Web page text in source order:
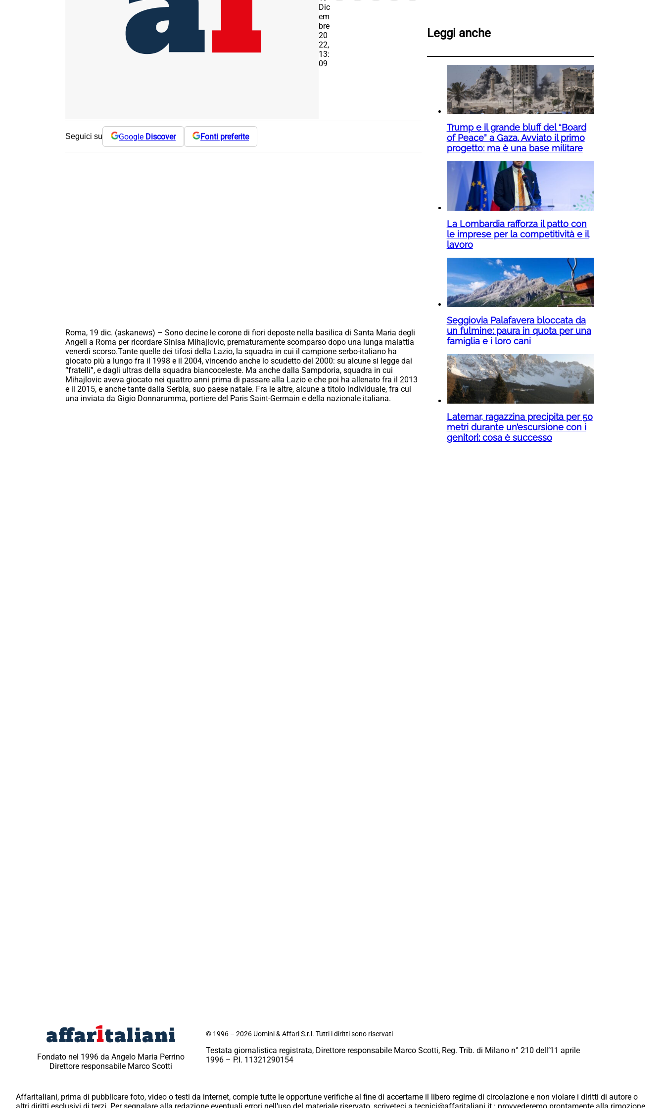
Dic
em
bre
20
22,
13:
09
Seguici su Google Discover Fonti preferite
Roma, 19 dic. (askanews) – Sono decine le corone di fiori deposte nella basilica di Santa Maria degli
Angeli a Roma per ricordare Sinisa Mihajlovic, prematuramente scomparso dopo una lunga malattia
venerdì scorso.Tante quelle dei tifosi della Lazio, la squadra in cui il campione serbo-italiano ha
giocato più a lungo fra il 1998 e il 2004, vincendo anche lo scudetto del 2000: su alcune si legge dai
“fratelli”, e dagli ultras della squadra biancoceleste. Ma anche dalla Sampdoria, squadra in cui
Mihajlovic aveva giocato nei quattro anni prima di passare alla Lazio e che poi ha allenato fra il 2013
e il 2015, e anche tante dalla Serbia, suo paese natale. Fra le altre, alcune a titolo individuale, fra cui
una inviata da Gigio Donnarumma, portiere del Paris Saint-Germain e della nazionale italiana.
Leggi anche
Trump e il grande bluff del “Board
of Peace” a Gaza. Avviato il primo
progetto: ma è una base militare
La Lombardia rafforza il patto con
le imprese per la competitività e il
lavoro
Seggiovia Palafavera bloccata da
un fulmine: paura in quota per una
famiglia e i loro cani
Latemar, ragazzina precipita per 50
metri durante un’escursione con i
genitori: cosa è successo
Fondato nel 1996 da Angelo Maria Perrino
Direttore responsabile Marco Scotti
© 1996 – 2026 Uomini & Affari S.r.l. Tutti i diritti sono riservati
Testata giornalistica registrata, Direttore responsabile Marco Scotti, Reg. Trib. di Milano n° 210 dell’11 aprile
1996 – P.I. 11321290154
Affaritaliani, prima di pubblicare foto, video o testi da internet, compie tutte le opportune verifiche al fine di accertarne il libero regime di circolazione e non violare i diritti di autore o
altri diritti esclusivi di terzi. Per segnalare alla redazione eventuali errori nell’uso del materiale riservato, scriveteci a tecnici@affaritaliani.it.: provvederemo prontamente alla rimozione